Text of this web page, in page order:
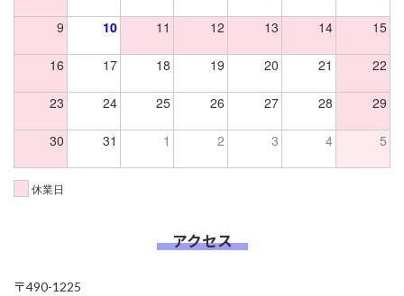
9 10 11 12 13 14 15
16 17 18 19 20 21 22
23 24 25 26 27 28 29
30 31 1 2 3 4 5
休業日
アクセス
〒490-1225